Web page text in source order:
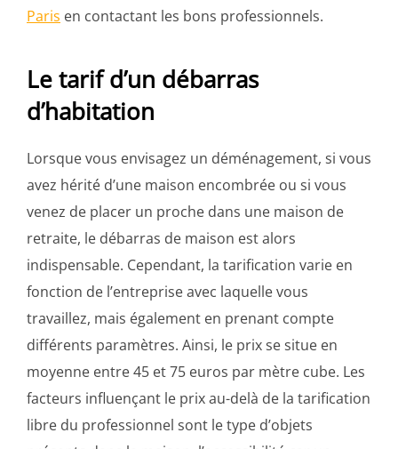
Paris en contactant les bons professionnels.
Le tarif d’un débarras
d’habitation
Lorsque vous envisagez un déménagement, si vous
avez hérité d’une maison encombrée ou si vous
venez de placer un proche dans une maison de
retraite, le débarras de maison est alors
indispensable. Cependant, la tarification varie en
fonction de l’entreprise avec laquelle vous
travaillez, mais également en prenant compte
différents paramètres. Ainsi, le prix se situe en
moyenne entre 45 et 75 euros par mètre cube. Les
facteurs influençant le prix au-delà de la tarification
libre du professionnel sont le type d’objets